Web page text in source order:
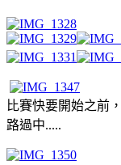
比賽快要開始之前
路過中.....